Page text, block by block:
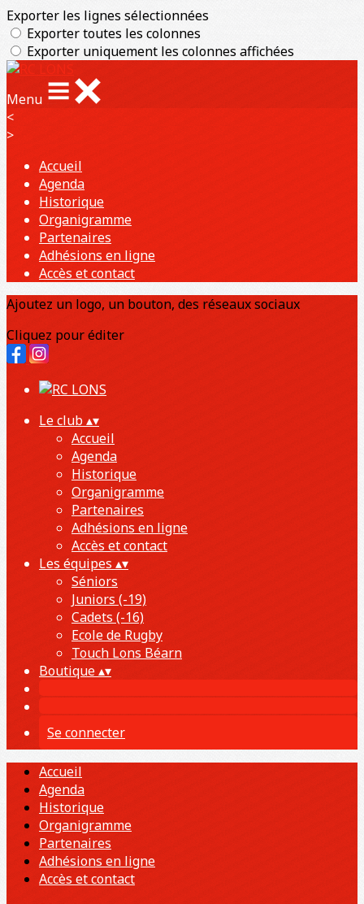
Exporter les lignes sélectionnées
Exporter toutes les colonnes
Exporter uniquement les colonnes affichées
Menu
<
>
Accueil
Agenda
Historique
Organigramme
Partenaires
Adhésions en ligne
Accès et contact
Ajoutez un logo, un bouton, des réseaux sociaux
Cliquez pour éditer
Le club▴▾
Accueil
Agenda
Historique
Organigramme
Partenaires
Adhésions en ligne
Accès et contact
Les équipes ▴▾
Séniors
Juniors (-19)
Cadets (-16)
Ecole de Rugby
Touch Lons Béarn
Boutique▴▾
Se connecter
Accueil
Agenda
Historique
Organigramme
Partenaires
Adhésions en ligne
Accès et contact